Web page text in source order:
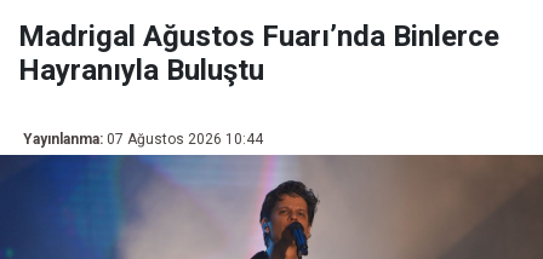
Madrigal Ağustos Fuarı’nda Binlerce
Hayranıyla Buluştu
Yayınlanma: 07 Ağustos 2026 10:44